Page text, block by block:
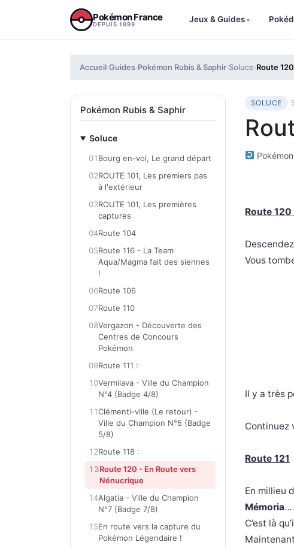
Pokémon France
DEPUIS 1999
Jeux & Guides ▾
Accueil›Guides›Pokémon Rubis & Saphir›Soluce›Route
Pokémon Rubis & Saphir
Soluce
01Bourg en-vol, Le grand départ
02ROUTE 101, Les premiers pas
à l'extérieur
03ROUTE 101, Les premières
captures
04Route 104
05Route 116 - La Team
Aqua/Magma fait des siennes
!
06Route 106
07Route 110
08Vergazon - Découverte des
Centres de Concours
Pokémon
09Route 111 :
10Vermilava - Ville du Champion
N°4 (Badge 4/8)
11Clémenti-ville (Le retour) -
Ville du Champion N°5 (Badge
5/8)
12Route 118 :
13Route 120 - En Route vers
Nénucrique
14Algatia - Ville du Champion
N°7 (Badge 7/8)
15En route vers la capture du
Pokémon Légendaire !
SOLUCE
Route
Vous
Il y a très
Continuez
Route 121
En millieu
Mémoria…
C’est là